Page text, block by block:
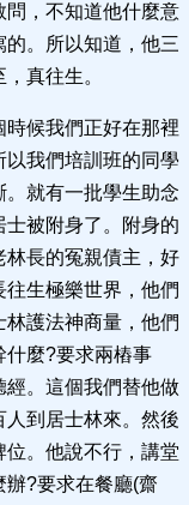
問，不知道他什麼意
。所以知道，他三
真往生。
候我們正好在那裡
以我們培訓班的同學
就有一批學生助念
士被附身了。附身的
林長的冤親債主，好
生極樂世界，他們
護法神商量，他們
什麼?要求兩樁事
經。這個我們替他做
到居士林來。然後
。他說不行，講堂
?要求在餐廳(齋